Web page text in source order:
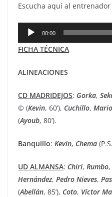
Escucha aquí al entrenador
Reproductor
de
00:00
FICHA TÉCNICA
ALINEACIONES
CD MADRIDEJOS: Gorka,
© (Kevin, 60’), Cuchillo, Mario
(Ayoub, 80’).
Banquillo: Kevin, Chema
UD ALMANSA: Chiri, Rumbo,
Hernández, Pedro Nieves,
(Abellán, 85’), Coto, Víctor